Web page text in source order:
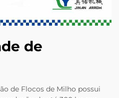
de
de Flocos de Milho possui